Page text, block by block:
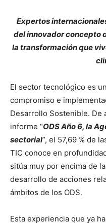
Expertos
del innovador concepto
la transformación que
El sector tecnológico es
compromiso e
Desarrollo Sostenible. De
informe “ODS Año 6, la
sectorial”, el 57,69 % de
TIC conoce en
sitúa muy por encima de
desarrollo de acciones
ámbitos de los ODS.
Esta experiencia que ya